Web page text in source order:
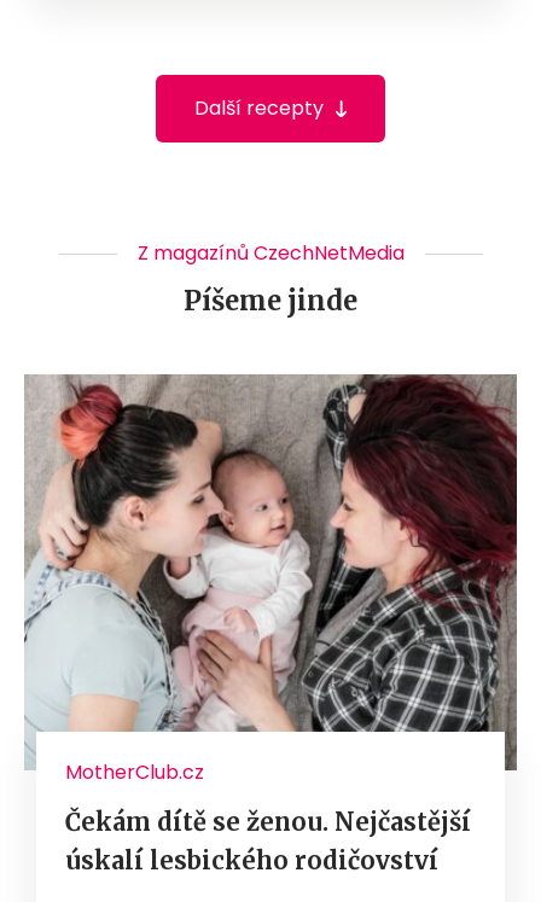
Další recepty
Z magazínů CzechNetMedia
Píšeme jinde
MotherClub.cz
Čekám dítě se ženou. Nejčastější
úskalí lesbického rodičovství